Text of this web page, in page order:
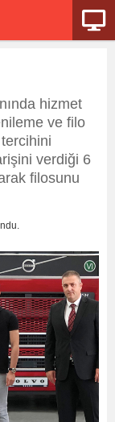
hizmet
ve filo
verdiği 6
filosunu